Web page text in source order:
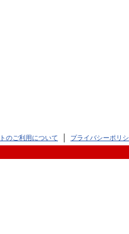
のご利用について プライバシーポリ